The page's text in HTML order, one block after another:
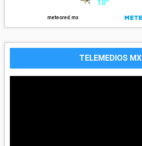
TELEMEDIOS MX